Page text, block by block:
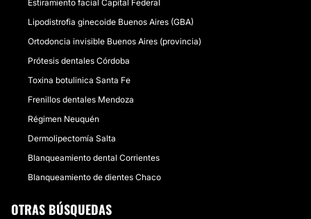
Estiramiento facial Capital Federal
Lipodistrofia ginecoide Buenos Aires (GBA)
Ortodoncia invisible Buenos Aires (provincia)
Prótesis dentales Córdoba
Toxina botulinica Santa Fe
Frenillos dentales Mendoza
Régimen Neuquén
Dermolipectomía Salta
Blanqueamiento dental Corrientes
Blanqueamiento de dientes Chaco
OTRAS BÚSQUEDAS